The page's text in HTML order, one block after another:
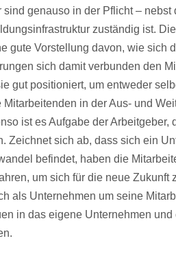
genauso in der Pflicht – nebst
zuständig ist.
gute Vorstellung davon, wie sich
sich damit verbunden den
gut positioniert, um entweder
in der Aus- und
ist es Aufgabe der Arbeitgeber,
Zeichnet sich ab, dass sich ein
befindet, haben die
um sich für die neue Zukunft
als Unternehmen um seine
in das eigene Unternehmen